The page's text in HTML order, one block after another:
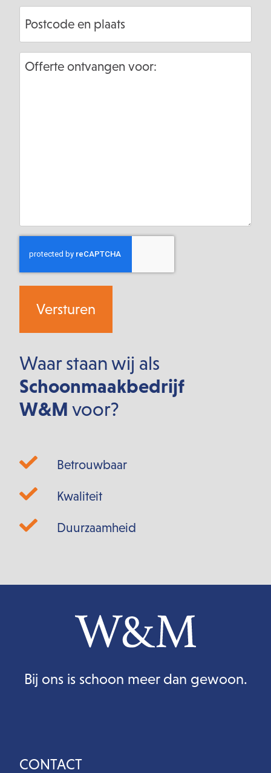
en
plaats
Offerte
Waar staan wij als
Schoonmaakbedrijf
W&M voor?
Betrouwbaar
Kwaliteit
Duurzaamheid
Bij ons is schoon meer dan gewoon.
CONTACT